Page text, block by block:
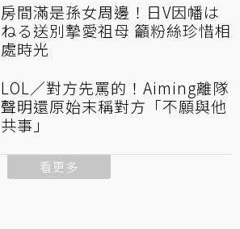
房間滿是孫女周邊！日V因幡は
ねる送別摯愛祖母 籲粉絲珍惜相
處時光
LOL／對方先罵的！Aiming離隊
聲明還原始末稱對方「不願與他
共事」
看更多